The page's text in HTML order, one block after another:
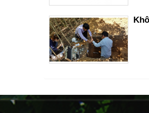
mặt